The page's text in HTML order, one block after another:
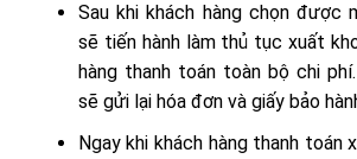
Sau khi khách hàng chọn được
sẽ tiến hành làm thủ tục xuất
hàng thanh toán toàn bộ chi
sẽ gửi lại hóa đơn và giấy bảo
Ngay khi khách hàng thanh toán